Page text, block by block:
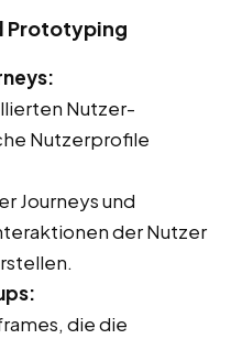
Prototyping
Nutzer-
Nutzerprofile
Journeys und
der Nutzer
die die